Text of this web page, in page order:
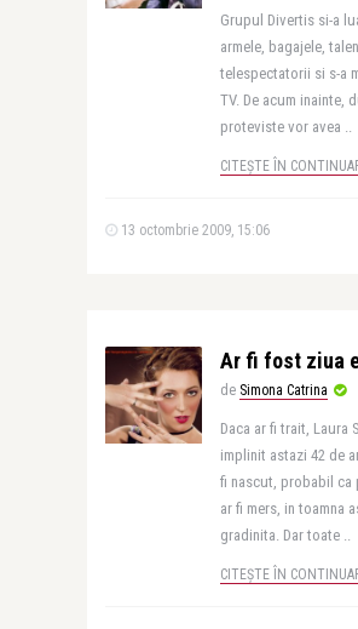
Grupul Divertis si-a
armele, bagajele,
telespectatorii si s-a
TV. De acum inainte,
proteviste vor avea ..
CITEȘTE ÎN
13 octombrie 2009, 15:06
Ar fi fost ziua
de Simona Catrina
Daca ar fi trait, Laura
implinit astazi 42 de
fi nascut, probabil ca
ar fi mers, in toamna
gradinita. Dar toate ..
CITEȘTE ÎN